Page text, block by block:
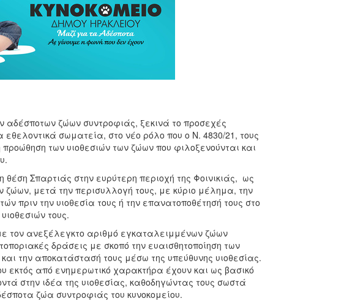
ζώων συντροφιάς, ξεκινά το προσεχές
σωματεία, στο νέο ρόλο που ο Ν. 4830/21, τους
των υιοθεσιών των ζώων που φιλοξενούνται και
θέση Σπαρτιάς στην ευρύτερη περιοχή της Φοινικιάς, ως
μετά την περισυλλογή τους, με κύριο μέλημα, την
πριν την υιοθεσία τους ή την επανατοποθέτησή τους στο
τους.
ανεξέλεγκτο αριθμό εγκαταλειμμένων ζώων
δράσεις με σκοπό την ευαισθητοποίηση των
την αποκατάστασή τους μέσω της υπεύθυνης υιοθεσίας.
εκτός από ενημερωτικό χαρακτήρα έχουν και ως βασικό
στην ιδέα της υιοθεσίας, καθοδηγώντας τους σωστά
ζώα συντροφιάς του κυνοκομείου.